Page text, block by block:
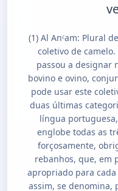
(1) Al Anᶜam: Plural
coletivo de
passou a designar
bovino e ovino,
pode usar este
duas últimas
língua
englobe todas as
forçosamente,
rebanhos, que, em
apropriado para
assim, se denomina,